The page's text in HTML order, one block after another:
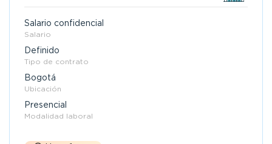
Salario confidencial
Salario
Definido
Tipo de contrato
Bogotá
Ubicación
Presencial
Modalidad laboral